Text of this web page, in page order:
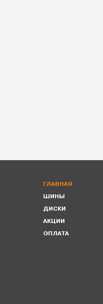
ГЛАВНАЯ
ШИНЫ
ДИСКИ
АКЦИИ
ОПЛАТА